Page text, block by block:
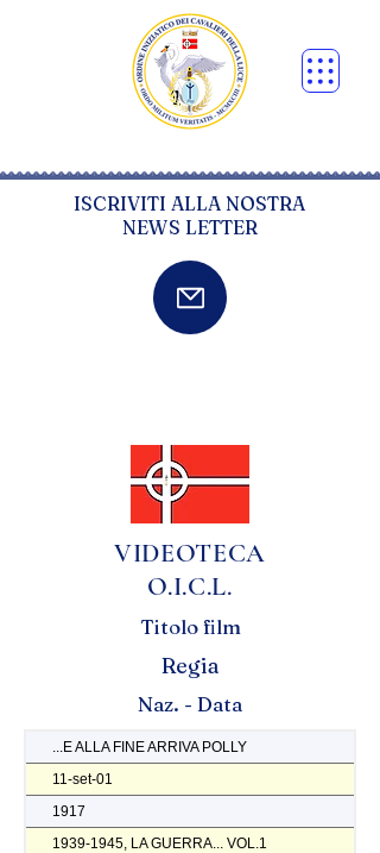
ISCRIVITI ALLA NOSTRA
NEWS LETTER
VIDEOTECA
O.I.C.L.
Titolo film
Regia
Naz. - Data
...E ALLA FINE ARRIVA POLLY
11-set-01
1917
1939-1945, LA GUERRA... VOL.1